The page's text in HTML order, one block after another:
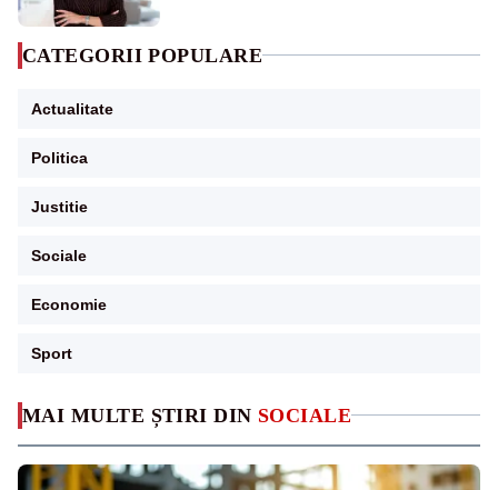
MAI MULTE ȘTIRI DIN SOCIALE
CATEGORII POPULARE
Actualitate
Politica
Justitie
Sociale
Economie
Sport